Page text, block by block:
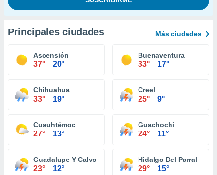
Principales ciudades Más ciudades
Ascensión
37° 20°
Buenaventura
33° 17°
Chihuahua
33° 19°
Creel
25° 9°
Cuauhtémoc
27° 13°
Guachochi
24° 11°
Guadalupe Y Calvo
23° 12°
Hidalgo Del Parral
29° 15°